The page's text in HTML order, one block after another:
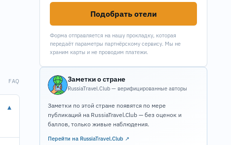
FAQ
▾
Подобрать отели
Форма отправляется на нашу прокладку, которая
передаёт параметры партнёрскому сервису. Мы не
храним карты и не проводим платежи.
Заметки о стране
RussiaTravel.Club — верифицированные авторы
Заметки по этой стране появятся по мере
публикаций на RussiaTravel.Club — без оценок и
баллов, только живые наблюдения.
Перейти на RussiaTravel.Club ↗